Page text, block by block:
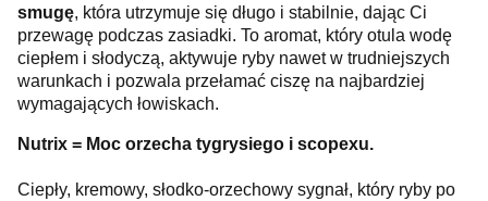
smugę, która utrzymuje się długo i stabilnie, dając Ci
przewagę podczas zasiadki. To aromat, który otula wodę
ciepłem i słodyczą, aktywuje ryby nawet w trudniejszych
warunkach i pozwala przełamać ciszę na najbardziej
wymagających łowiskach.
Nutrix = Moc orzecha tygrysiego i scopexu.
Ciepły, kremowy, słodko-orzechowy sygnał, który ryby po